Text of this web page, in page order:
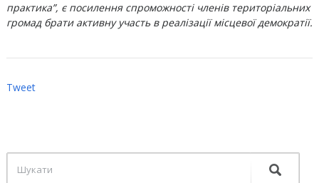
практика”, є посилення спроможності членів територіальних
громад брати активну участь в реалізації місцевої демократії.
Tweet